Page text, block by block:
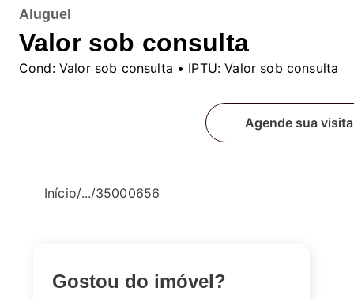
Aluguel
Valor sob consulta
Cond:Valor sob consulta • IPTU: Valor sob consulta
Agende sua visita
Início/.../35000656
Gostou do imóvel?